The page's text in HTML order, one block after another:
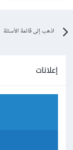
اذهب إلى قائمة الأسئلة
إعلانات